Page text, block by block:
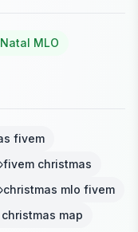
MLO
fivem
fivem christmas
christmas mlo fivem
map